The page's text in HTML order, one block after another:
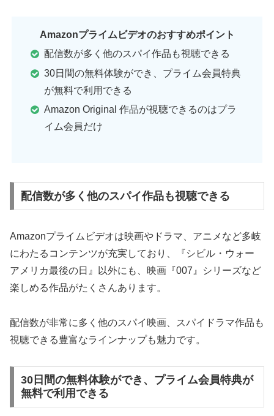
Amazonプライムビデオのおすすめポイント
配信数が多く他のスパイ作品も視聴できる
30日間の無料体験ができ、プライム会員特典
が無料で利用できる
Amazon Original 作品が視聴できるのはプラ
イム会員だけ
配信数が多く他のスパイ作品も視聴できる
Amazonプライムビデオは映画やドラマ、アニメなど多岐
にわたるコンテンツが充実しており、『シビル・ウォー
アメリカ最後の日』以外にも、映画『007』シリーズなど
楽しめる作品がたくさんあります。
配信数が非常に多く他のスパイ映画、スパイドラマ作品も
視聴できる豊富なラインナップも魅力です。
30日間の無料体験ができ、プライム会員特典が
無料で利用できる